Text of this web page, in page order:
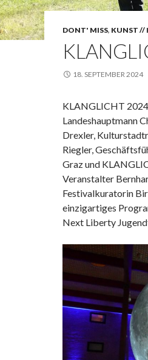
DONT' MISS, KUNST //
18. SEPTEMBER 2024
KLANGLICHT
Landeshauptmann
Drexler,
Riegler,
Graz und
Veranstalter
Festivalkuratorin
einzigartiges
Next Liberty